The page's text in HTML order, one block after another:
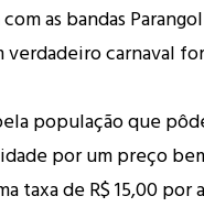
as bandas
verdadeiro carnaval
população que
por um preço
taxa de R$ 15,00 por